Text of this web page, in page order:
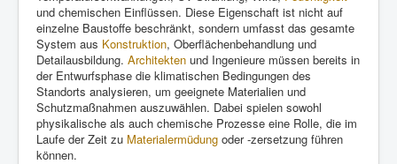
und chemischen Einflüssen. Diese Eigenschaft ist nicht auf
einzelne Baustoffe beschränkt, sondern umfasst das gesamte
System aus Konstruktion, Oberflächenbehandlung und
Detailausbildung. Architekten und Ingenieure müssen bereits in
der Entwurfsphase die klimatischen Bedingungen des
Standorts analysieren, um geeignete Materialien und
Schutzmaßnahmen auszuwählen. Dabei spielen sowohl
physikalische als auch chemische Prozesse eine Rolle, die im
Laufe der Zeit zu Materialermüdung oder -zersetzung führen
können.